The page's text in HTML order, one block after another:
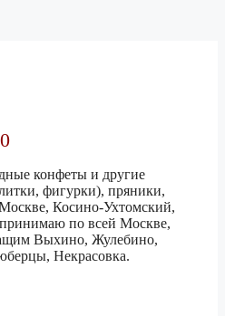
конфеты и другие
фигурки), пряники,
Косино-Ухтомский,
по всей Москве,
Выхино, Жулебино,
Некрасовка.